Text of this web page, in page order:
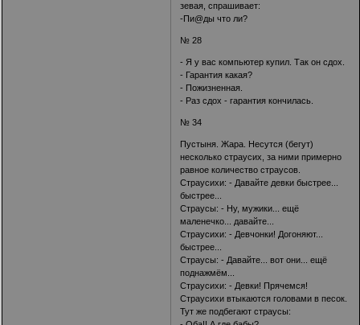
зевая, спрашивает:
-Пи@ды что ли?
№ 28
- Я у вас компьютеp купил. Так он сдох.
- Гаpантия какая?
- Пожизненная.
- Раз сдох - гаpантия кончилась.
№ 34
Пустыня. Жара. Несутся (бегут)
несколько страусих, за ними примерно
равное количество страусов.
Страусихи: - Давайте девки быстрее...
быстрее...
Страусы: - Ну, мужики... ещё
маленечко... давайте...
Страусихи: - Девчонки! Догоняют...
быстрее...
Страусы: - Давайте... вот они... ещё
поднажмём...
Страусихи: - Девки! Прячемся!
Страусихи втыкаются головами в песок.
Тут же подбегают страусы: